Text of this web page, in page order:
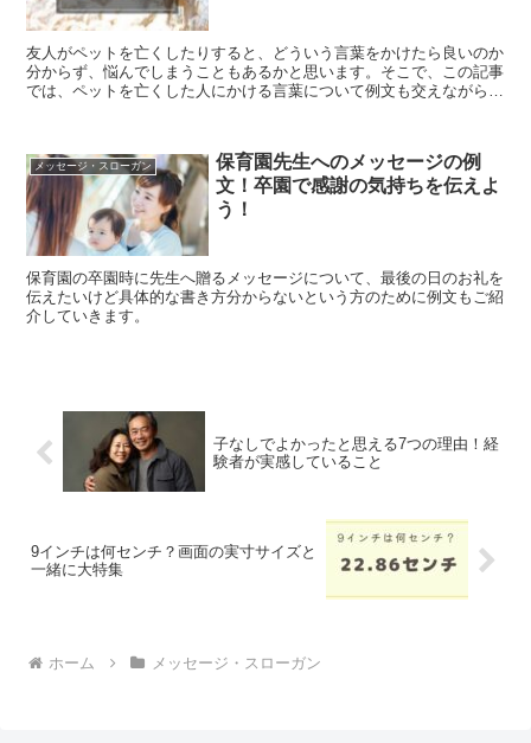
友人がペットを亡くしたりすると、どういう言葉をかけたら良いのか
分からず、悩んでしまうこともあるかと思います。そこで、この記事
では、ペットを亡くした人にかける言葉について例文も交えながら詳
メッセージ・スローガン
保育園先生へのメッセージの例
文！卒園で感謝の気持ちを伝えよ
う！
保育園の卒園時に先生へ贈るメッセージについて、最後の日のお礼を
伝えたいけど具体的な書き方分からないという方のために例文もご紹
介していきます。
子なしでよかったと思える7つの理由！経
験者が実感していること
9インチは何センチ？画面の実寸サイズと
一緒に大特集
ホーム メッセージ・スローガン